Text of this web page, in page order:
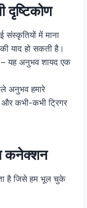
दृष्टिकोण
संस्कृतियों में माना
याद हो सकती है।
– यह अनुभव शायद एक
अनुभव हमारे
कभी-कभी ट्रिगर
कनेक्शन
है जिसे हम भूल चुके